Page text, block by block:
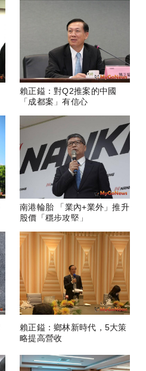
賴正鎰：對Q2推案的中國
「成都案」有信心
南港輪胎 「業內+業外」推升
股價「穩步攻堅」
賴正鎰：鄉林新時代，5大策
略提高營收